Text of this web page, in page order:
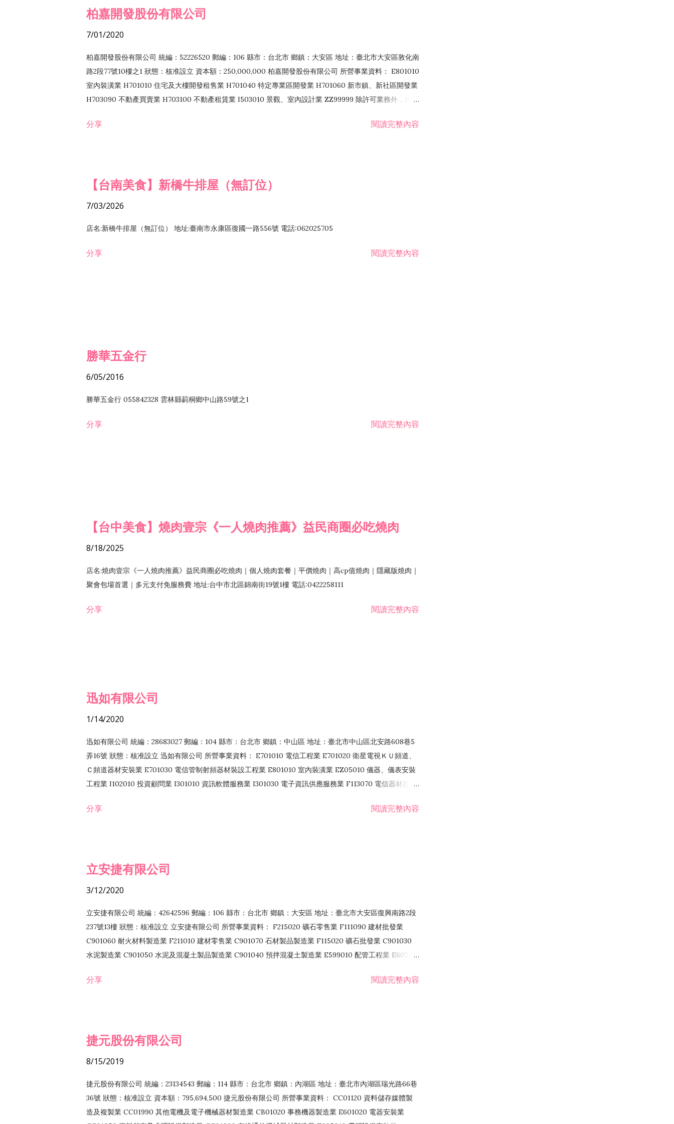
柏嘉開發股份有限公司
7/01/2020
柏嘉開發股份有限公司 統編：52226520 郵編：106 縣市：台北市 鄉鎮：大安區 地址：臺北市大安區敦化南
路2段77號10樓之1 狀態：核准設立 資本額：250,000,000 柏嘉開發股份有限公司 所營事業資料： E801010
室內裝潢業 H701010 住宅及大樓開發租售業 H701040 特定專業區開發業 H701060 新市鎮、新社區開發業
H703090 不動產買賣業 H703100 不動產租賃業 I503010 景觀、室內設計業 ZZ99999 除許可業務外，得經
分享 閱讀完整內容
【台南美食】新橋牛排屋（無訂位）
7/03/2026
店名:新橋牛排屋（無訂位） 地址:臺南市永康區復國一路556號 電話:062025705
分享 閱讀完整內容
勝華五金行
6/05/2016
勝華五金行 055842328 雲林縣莿桐鄉中山路59號之1
分享 閱讀完整內容
【台中美食】燒肉壹宗《一人燒肉推薦》益民商圈必吃燒肉
8/18/2025
店名:燒肉壹宗《一人燒肉推薦》益民商圈必吃燒肉｜個人燒肉套餐｜平價燒肉｜高cp值燒肉｜隱藏版燒肉｜
聚會包場首選｜多元支付免服務費 地址:台中市北區錦南街19號1樓 電話:0422258111
分享 閱讀完整內容
迅如有限公司
1/14/2020
迅如有限公司 統編：28683027 郵編：104 縣市：台北市 鄉鎮：中山區 地址：臺北市中山區北安路608巷5
弄16號 狀態：核准設立 迅如有限公司 所營事業資料： E701010 電信工程業 E701020 衛星電視ＫＵ頻道、
Ｃ頻道器材安裝業 E701030 電信管制射頻器材裝設工程業 E801010 室內裝潢業 EZ05010 儀器、儀表安裝
工程業 I102010 投資顧問業 I301010 資訊軟體服務業 I301030 電子資訊供應服務業 F113070 電信器材批發
務 F102030 菸酒批發業 F203020 菸酒零售業 F401171 酒類輸入業
分享 閱讀完整內容
立安捷有限公司
3/12/2020
立安捷有限公司 統編：42642596 郵編：106 縣市：台北市 鄉鎮：大安區 地址：臺北市大安區復興南路2段
237號13樓 狀態：核准設立 立安捷有限公司 所營事業資料： F215020 礦石零售業 F111090 建材批發業
C901060 耐火材料製造業 F211010 建材零售業 C901070 石材製品製造業 F115020 礦石批發業 C901030
水泥製造業 C901050 水泥及混凝土製品製造業 C901040 預拌混凝土製造業 E599010 配管工程業 E603110
EZ99990 其他工程業 F102170 食品什貨批發業 F106020 日常用品批發業 F108031 醫療器材批發業
分享 閱讀完整內容
捷元股份有限公司
8/15/2019
捷元股份有限公司 統編：23134543 郵編：114 縣市：台北市 鄉鎮：內湖區 地址：臺北市內湖區瑞光路66巷
36號 狀態：核准設立 資本額：795,694,500 捷元股份有限公司 所營事業資料： CC01120 資料儲存媒體製
造及複製業 CC01990 其他電機及電子機械器材製造業 CB01020 事務機器製造業 E601020 電器安裝業